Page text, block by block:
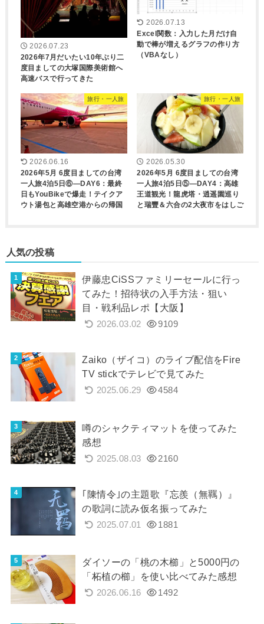
2026.07.23
2026年7月だいたい10年ぶり二
度目ましての大塚国際美術館へ
高速バスで行ってきた
2026.07.13
Excel関数：入力した月だけ自
動で棒が増えるグラフの作り方
（VBAなし）
旅行・一人旅
2026.06.16
2026年5月 6度目ましての台湾
一人旅4泊5日⑥―DAY6：最終
日もYouBikeで爆走！テイクア
ウト湯包と高雄空港からの帰国
旅行・一人旅
2026.05.30
2026年5月 6度目ましての台湾
一人旅4泊5日⑤―DAY4：高雄
王道観光！龍虎塔・逍遥園巡り
と瑞豐＆六合の2大夜市をはしご
人気の投稿
伊藤忠CiSSファミリーセールに行っ
てみた！招待状の入手方法・狙い
目・戦利品レポ【大阪】
2026.03.02 9109
Zaiko（ザイコ）のライブ配信をFire
TV stickでテレビで見てみた
2025.06.29 4584
噂のシャクティマットを使ってみた
感想
2025.08.03 2160
｢陳情令｣の主題歌『忘羨（無羈）』
の歌詞に読み仮名振ってみた
2025.07.01 1881
ダイソーの「桃の木櫛」と5000円の
「柘植の櫛」を使い比べてみた感想
2026.06.16 1492